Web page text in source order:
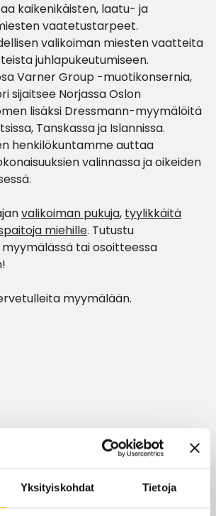
Yksityiskohdat Tietoja
kaikenikäisten, laatu- ja
vaatetustarpeet.
valikoiman miesten vaatteita
juhlapukeutumiseen.
Varner Group -muotikonsernia,
sijaitsee Norjassa Oslon
lisäksi Dressmann-myymälöitä
Tanskassa ja Islannissa.
henkilökuntamme auttaa
valinnassa ja oikeiden
valikoiman pukuja, tyylikkäitä
miehille. Tutustu
tai osoitteessa
myymälään.
10–20
10–18